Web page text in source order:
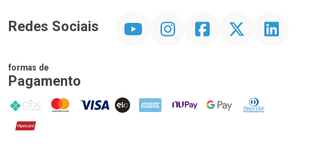
Redes Sociais InstagramFacebookTwitter Linkedin
formas de
Pagamento
PIX MasterCard
VISA ELO AMEX NuPay Google PayDiners Club
Hipercard